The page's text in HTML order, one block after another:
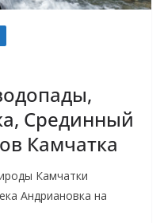
Срединный
Камчатка
Камчатки
Андриановка на